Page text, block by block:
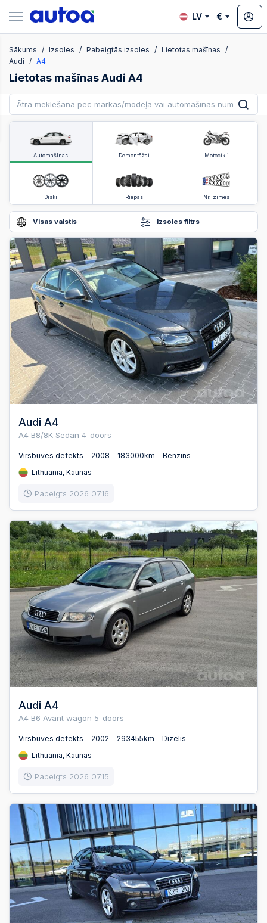
LV €
Sākums Izsoles Pabeigtās izsoles
Lietotas mašīnas
Audi
A4
Lietotas mašīnas Audi A4
Automašīnas Demontāžai Motocikli
Diski Riepas Nr. zīmes
Visas valstis Izsoles filtrs
Audi A4
A4 B8/8K Sedan 4-doors
Virsbūves defekts 2008 183000km
Benzīns
Lithuania, Kaunas
Pabeigts 2026.07.16
Audi A4
A4 B6 Avant wagon 5-doors
Virsbūves defekts 2002 293455km
Dīzelis
Lithuania, Kaunas
Pabeigts 2026.07.15